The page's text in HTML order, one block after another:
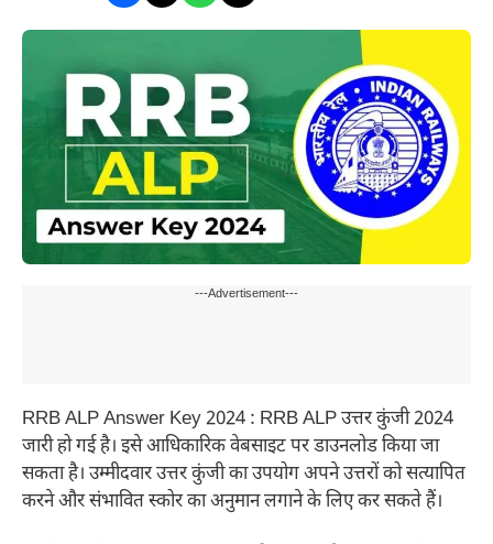
---Advertisement---
RRB ALP Answer Key 2024 : RRB ALP उत्तर कुंजी 2024
जारी हो गई है। इसे आधिकारिक वेबसाइट पर डाउनलोड किया जा
सकता है। उम्मीदवार उत्तर कुंजी का उपयोग अपने उत्तरों को सत्यापित
करने और संभावित स्कोर का अनुमान लगाने के लिए कर सकते हैं।